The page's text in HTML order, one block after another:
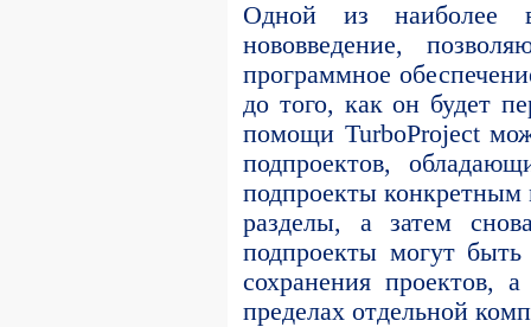
Одной из наиболее
нововведение,
программное
до того, как он будет
помощи TurboProject
подпроектов,
подпроекты
разделы, а затем
подпроекты могут
сохранения проектов,
пределах отдельной